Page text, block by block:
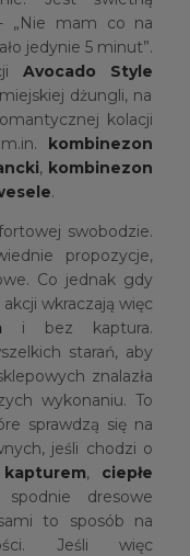
„Nie mam co na
jedynie 5 minut”.
Avocado Style
dżungli, na
kolacji
kombinezon
, kombinezon
.
swobodzie.
propozycje,
Co jednak gdy
wkraczają więc
i bez kaptura.
starań, aby
znalazła
wykonaniu. To
sprawdzą się na
jeśli chodzi o
, ciepłe
dresowe
to sposób na
Jeśli więc